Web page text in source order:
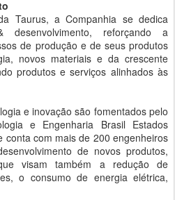
Taurus, a Companhia se dedica
reforçando a
de produção e de seus produtos
novos materiais e da crescente
produtos e serviços alinhados às
e inovação são fomentados pelo
e Engenharia Brasil Estados
conta com mais de 200 engenheiros
de novos produtos,
visam também a redução de
o consumo de energia elétrica,